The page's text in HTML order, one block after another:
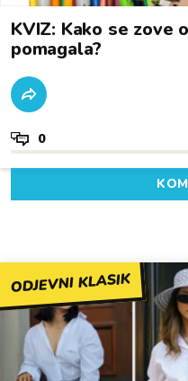
KVIZ: Kako se zove
pomagala?
0
ODJEVNI KLASIK